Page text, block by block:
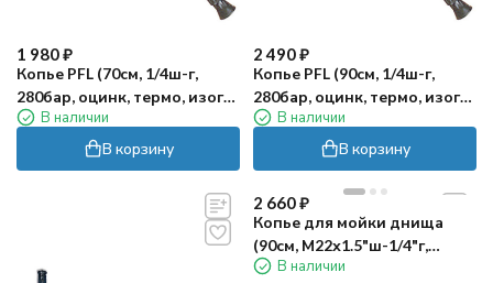
1 980₽
Копье PFL (70см, 1/4ш-г,
280бар, оцинк, термо, изогн)
PA В наличии
В корзину
2 490₽
Копье PFL (90см, 1/4ш-г,
280бар, оцинк, термо, изогн)
PA В наличии
В корзину
2 660₽
Копье для мойки днища
(90см, М22х1.5"ш-1/4"г,
оцинк, 90°) PA
В наличии